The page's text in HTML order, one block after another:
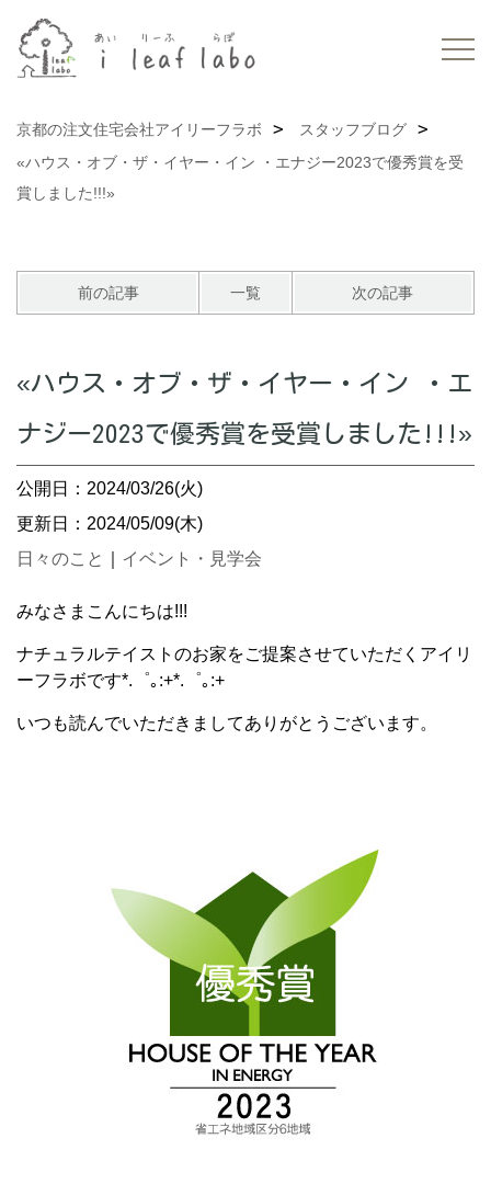
京都の注文住宅会社アイリーフラボ
スタッフブログ
«ハウス・オブ・ザ・イヤー・イン ・エナジー2023で優秀賞を受
賞しました!!!»
前の記事 一覧 次の記事
«ハウス・オブ・ザ・イヤー・イン ・エ
ナジー2023で優秀賞を受賞しました!!!»
公開日：2024/03/26(火)
更新日：2024/05/09(木)
日々のこと
イベント・見学会
みなさまこんにちは!!!
ナチュラルテイストのお家をご提案させていただくアイリ
ーフラボです*.゜｡:+*.゜｡:+
いつも読んでいただきましてありがとうございます。